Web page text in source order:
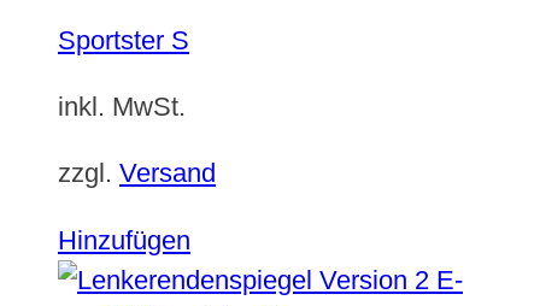
Sportster S
inkl. MwSt.
zzgl. Versand
Hinzufügen
Produkt